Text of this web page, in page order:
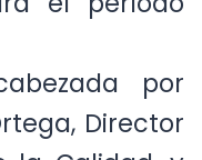
el período
por
Director